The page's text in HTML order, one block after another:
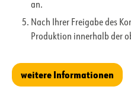
an.
Nach Ihrer Freigabe des
Produktion innerhalb der
weitere Informationen